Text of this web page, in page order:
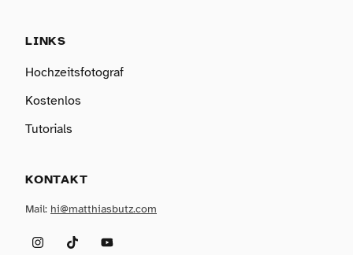
LINKS
Hochzeitsfotograf
Kostenlos
Tutorials
KONTAKT
Mail: hi@matthiasbutz.com
InstagramTikTokYouTube